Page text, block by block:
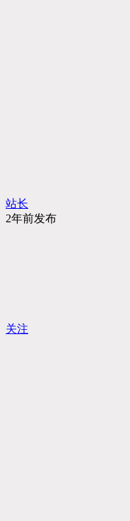
站长
2年前发布
关注